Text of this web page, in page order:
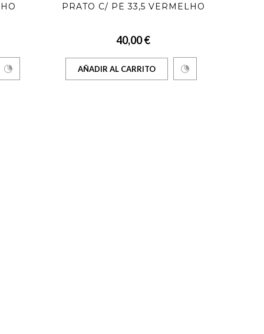
PRATO C/ PÉ 33,5 VERMELHO
40,00 €
AÑADIR AL CARRITO